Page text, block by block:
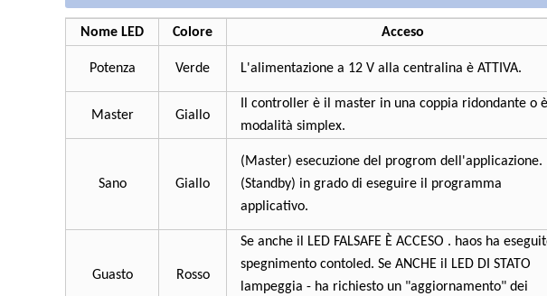
Nome LED Colore Acceso
Potenza Verde L'alimentazione a 12 V alla centralina è ATTIVA.
Master Giallo
Il controller è il master in una coppia ridondante o
modalità simplex.
Sano Giallo
(Master) esecuzione del progrom dell'applicazione.
(Standby) in grado di eseguire il programma
applicativo.
Guasto Rosso
Se anche il LED FALSAFE È ACCESO . haos ha
spegnimento contoled. Se ANCHE il LED DI STATO
lampeggia - ha richiesto un "aggiornamento" dei